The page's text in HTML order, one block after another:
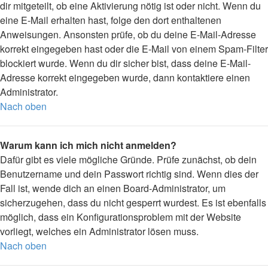
dir mitgeteilt, ob eine Aktivierung nötig ist oder nicht. Wenn du
eine E-Mail erhalten hast, folge den dort enthaltenen
Anweisungen. Ansonsten prüfe, ob du deine E-Mail-Adresse
korrekt eingegeben hast oder die E-Mail von einem Spam-Filter
blockiert wurde. Wenn du dir sicher bist, dass deine E-Mail-
Adresse korrekt eingegeben wurde, dann kontaktiere einen
Administrator.
Nach oben
Warum kann ich mich nicht anmelden?
Dafür gibt es viele mögliche Gründe. Prüfe zunächst, ob dein
Benutzername und dein Passwort richtig sind. Wenn dies der
Fall ist, wende dich an einen Board-Administrator, um
sicherzugehen, dass du nicht gesperrt wurdest. Es ist ebenfalls
möglich, dass ein Konfigurationsproblem mit der Website
vorliegt, welches ein Administrator lösen muss.
Nach oben